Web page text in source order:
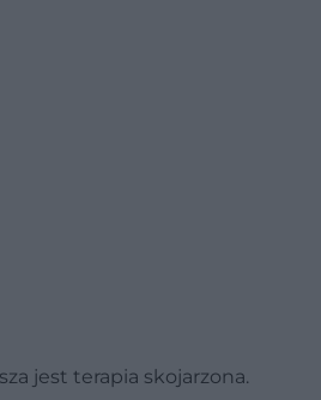
jest terapia skojarzona.